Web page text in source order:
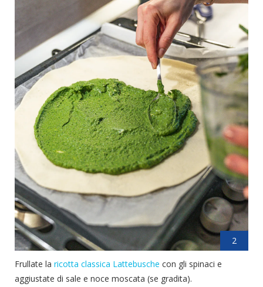
2
Frullate la ricotta classica Lattebusche con gli spinaci e
aggiustate di sale e noce moscata (se gradita).